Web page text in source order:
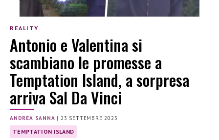
REALITY
Antonio e Valentina si
scambiano le promesse a
Temptation Island, a sorpresa
arriva Sal Da Vinci
ANDREA SANNA |23 SETTEMBRE 2025
TEMPTATION ISLAND